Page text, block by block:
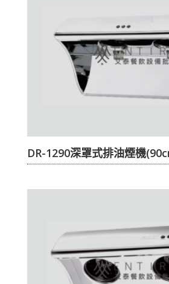
DR-1290深罩式排油煙機